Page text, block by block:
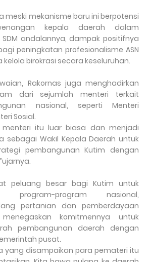
meski mekanisme baru ini berpotensi
kepala daerah dalam
andalannya, dampak positifnya
peningkatan profesionalisme ASN
birokrasi secara keseluruhan.
Rakornas juga menghadirkan
dari sejumlah menteri terkait
nasional, seperti Menteri
Sosial.
menteri itu luar biasa dan menjadi
sebagai Wakil Kepala Daerah untuk
pembangunan Kutim dengan
peluang besar bagi Kutim untuk
program-program nasional,
pertanian dan pemberdayaan
komitmennya untuk
pembangunan daerah dengan
pusat.
yang disampaikan para pemateri itu